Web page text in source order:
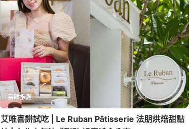
喜餅推薦
艾唯喜餅試吃 | Le Ruban Pâtisserie 法朋烘焙甜點